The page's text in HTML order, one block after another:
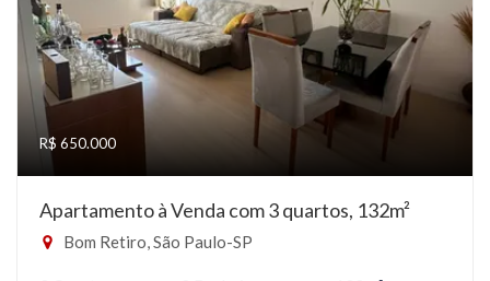
R$ 650.000
Apartamento à Venda com 3 quartos, 132m²
Bom Retiro, São Paulo-SP